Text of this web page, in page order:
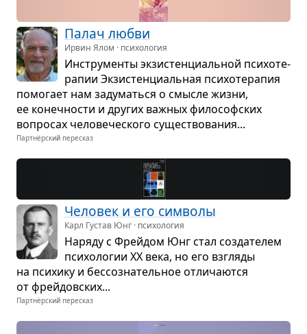
Палач любви
Ирвин Ялом · психология
Инстру­менты экзи­стен­ци­аль­ной пси­хо­те­
ра­пии Экзи­стен­ци­аль­ная пси­хо­те­ра­пия
помо­гает нам заду­маться о смысле жизни,
ее конеч­но­сти и дру­гих важ­ных фило­соф­ских
вопро­сах чело­ве­че­ского суще­ство­ва­ния...
Партнёрский пересказ
Чело­век и его сим­волы
Карл Густав Юнг · психология
Наряду с Фрейдом Юнг стал созда­те­лем
пси­хо­ло­гии XX века, но его взгляды
на пси­хику и бес­со­зна­тель­ное отли­ча­ются
от фрей­дов­ских...
Партнёрский пересказ